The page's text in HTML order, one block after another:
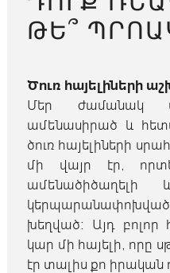
ԹԵ՞
Ծուռ հայելիների
Մեր ժամանակ
ամենասիրած և
ծուռ հայելիների
մի վայր էր,
խեղված։ Այդ բոլոր
կար մի հայելի, որը
էր տալիս քո իրական